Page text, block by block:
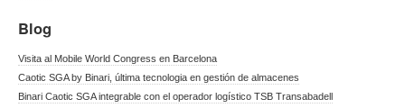
Blog
Visita al Mobile World Congress en Barcelona
Caotic SGA by Binari, última tecnologia en gestión de almacenes
Binari Caotic SGA integrable con el operador logístico TSB Transabadell